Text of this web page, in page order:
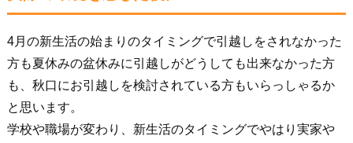
4月の新生活の始まりのタイミングで引越しをされなかった
方も夏休みの盆休みに引越しがどうしても出来なかった方
も、秋口にお引越しを検討されている方もいらっしゃるか
と思います。
学校や職場が変わり、新生活のタイミングでやはり実家や